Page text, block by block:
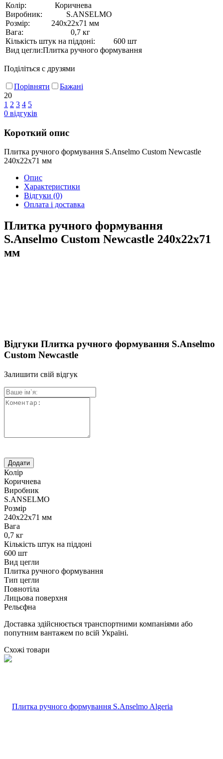
Колір:
Коричнева
Виробник:
S.ANSELMO
Розмір:
240х22х71 мм
Вага:
0,7 кг
Кількість штук на піддоні:
600 шт
Вид цегли:Плитка ручного формування
Поділіться с друзями
Порівняти
Бажані
20
1 2 3 4 5
0 відгуків
Короткий опис
Плитка ручного формування S.Anselmo Custom Newcastle
240х22х71 мм
Опис
Характеристики
Відгуки (0)
Оплата і доставка
Плитка ручного формування
S.Anselmo Custom Newcastle 240х22х71
мм
Відгуки Плитка ручного формування S.Anselmo
Custom Newcastle
Залишити свій відгук
Колір
Коричнева
Виробник
S.ANSELMO
Розмір
240х22х71 мм
Вага
0,7 кг
Кількість штук на піддоні
600 шт
Вид цегли
Плитка ручного формування
Тип цегли
Повнотіла
Лицьова поверхня
Рельєфна
Доставка здійснюється транспортними компаніями або
попутним вантажем по всій Україні.
Схожі товари